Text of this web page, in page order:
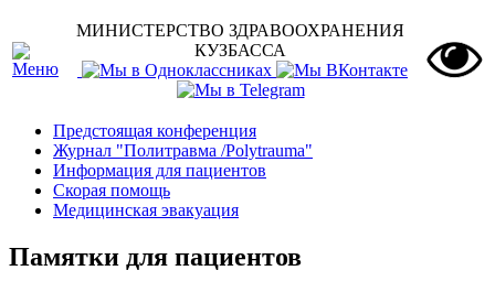
МИНИСТЕРСТВО ЗДРАВООХРАНЕНИЯ
КУЗБАССА
Предстоящая конференция
Журнал "Политравма /Polytrauma"
Информация для пациентов
Скорая помощь
Медицинская эвакуация
Памятки для пациентов